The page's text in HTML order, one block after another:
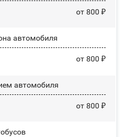
от 800 ₽
автомобиля
от 800 ₽
автомобиля
от 800 ₽